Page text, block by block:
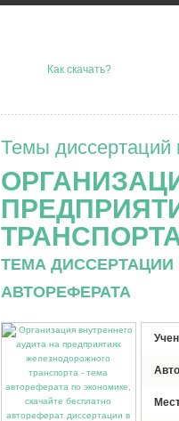
Как скачать?
Темы диссертаций
ТЕМА
АВТОРЕФЕРАТА